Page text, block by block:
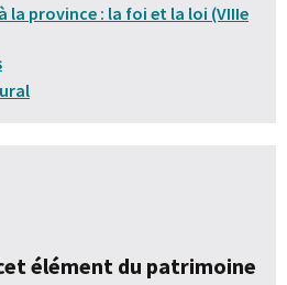
la province : la foi et la loi (VIIIe
élément du patrimoine